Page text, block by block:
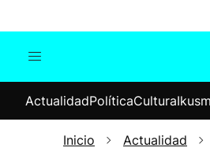
Internacional
ActualidadPolíticaCultura
Inicio Actualidad